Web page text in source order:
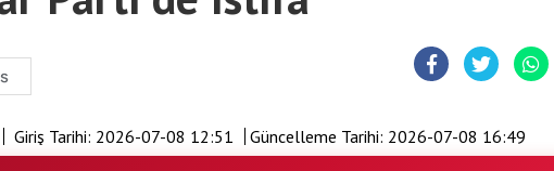
Giriş Tarihi: 2026-07-08 12:51 Güncelleme Tarihi: 2026-07-08 16:49